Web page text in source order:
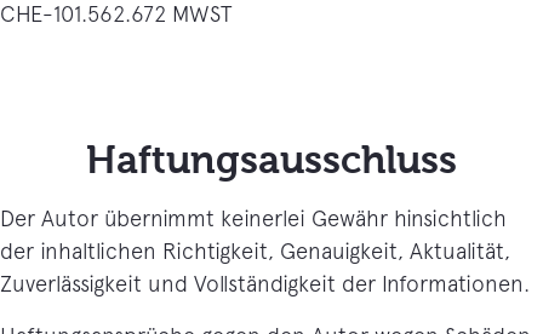
CHE-101.562.672 MWST
Haftungsausschluss
Der Autor übernimmt keinerlei Gewähr hinsichtlich
der inhaltlichen Richtigkeit, Genauigkeit, Aktualität,
Zuverlässigkeit und Vollständigkeit der Informationen.